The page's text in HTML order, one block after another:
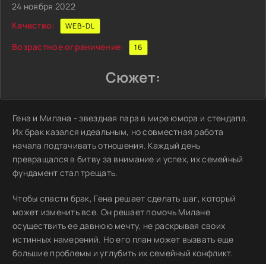
24 ноября 2022
Качество:
WEB-DL
Возрастное ограничение: 16
Сюжет:
Гена и Милана - звездная пара в мире юмора и стендапа.
Их брак казался идеальным, но совместная работа
начала подтачивать отношения. Каждый день
превращался в битву за внимание и успех, их семейный
фундамент стал трещать.
Чтобы спасти брак, Гена решает сделать шаг, который
может изменить все. Он решает помочь Милане
осуществить ее давнюю мечту, не раскрывая своих
истинных намерений. Но его план может вызвать еще
большие проблемы и углубить их семейный конфликт.